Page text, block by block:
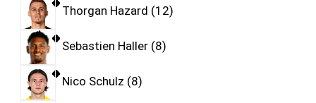
Thorgan Hazard 12
Sebastien Haller 8
Nico Schulz 8